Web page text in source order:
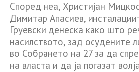
Според неа, Христијан
Димитар Апасиев,
Груевски денеска како што
насилството, зад осудените
во Собрането на 27 за да
на власта и да ја погазат